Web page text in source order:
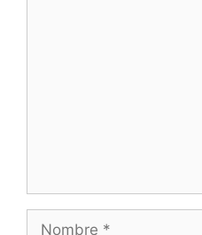
Nombre